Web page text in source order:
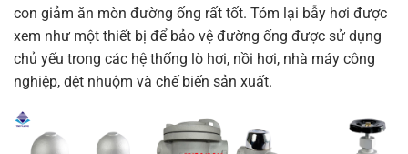
con giảm ăn mòn đường ống rất tốt. Tóm lại bẫy hơi được
xem như một thiết bị để bảo vệ đường ống được sử dụng
chủ yếu trong các hệ thống lò hơi, nồi hơi, nhà máy công
nghiệp, dệt nhuộm và chế biến sản xuất.